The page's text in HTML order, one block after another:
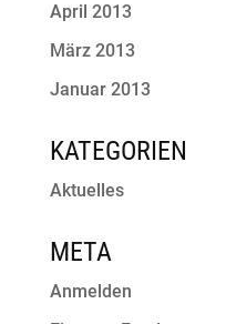
April 2013
März 2013
Januar 2013
KATEGORIEN
Aktuelles
META
Anmelden